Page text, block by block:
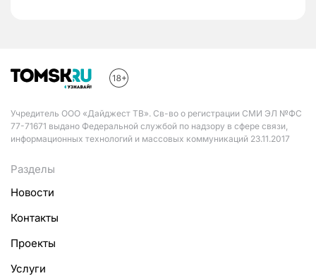
Учредитель ООО «Дайджест ТВ». Св-во о регистрации СМИ ЭЛ №ФС
77-71671 выдано Федеральной службой по надзору в сфере связи,
информационных технологий и массовых коммуникаций 23.11.2017
Разделы
Новости
Контакты
Проекты
Услуги